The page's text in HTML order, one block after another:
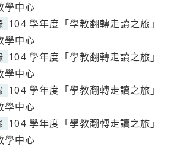
學中心
104 學年度「學教翻轉走讀之旅」
學中心
104 學年度「學教翻轉走讀之旅」
學中心
104 學年度「學教翻轉走讀之旅」
學中心
104 學年度「學教翻轉走讀之旅」
學中心